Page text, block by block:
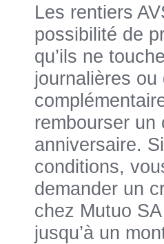
Les rentiers
possibilité de
qu’ils ne
journalières
rembourser un
anniversaire.
conditions,
demander un
chez Mutuo
jusqu’à un